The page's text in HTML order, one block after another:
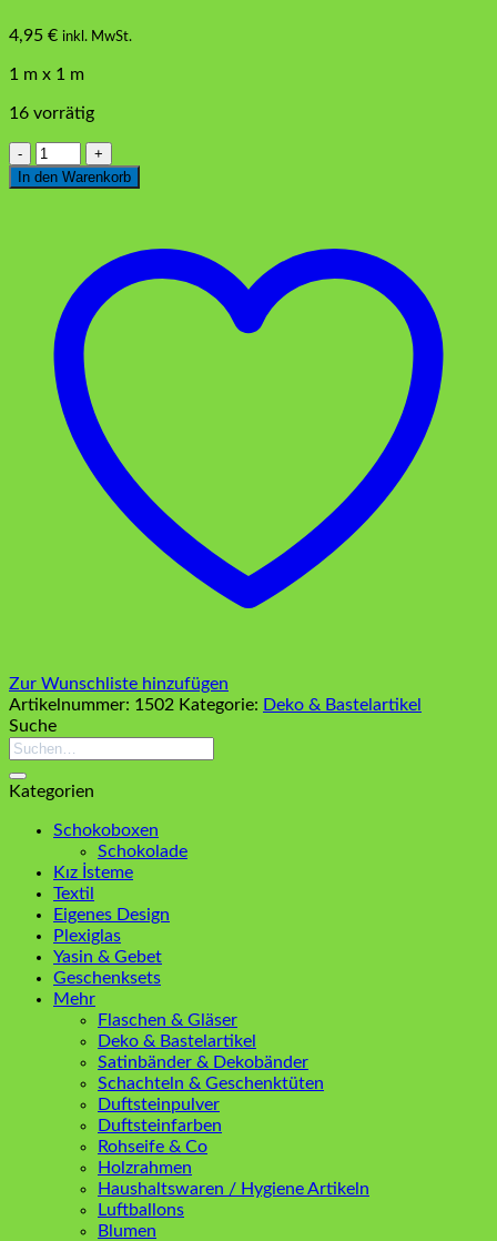
4,95 € inkl. MwSt.
1 m x 1 m
16 vorrätig
Jutestoff
Creme
1
In den Warenkorb
Zur Wunschliste hinzufügen
Artikelnummer: 1502 Kategorie: Deko & Bastelartikel
Suche
Suchen
Kategorien
Schokoboxen
Schokolade
Kız İsteme
Textil
Eigenes Design
Plexiglas
Yasin & Gebet
Geschenksets
Mehr
Flaschen & Gläser
Deko & Bastelartikel
Satinbänder & Dekobänder
Schachteln & Geschenktüten
Duftsteinpulver
Duftsteinfarben
Rohseife & Co
Holzrahmen
Haushaltswaren / Hygiene Artikeln
Luftballons
Blumen